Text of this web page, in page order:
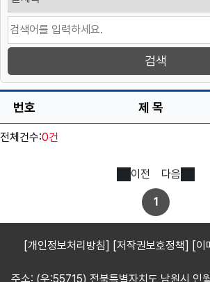
번호 제 목
전체건수:0건
이전
1
다음
[개인정보처리방침] [저작권보호정책] [이
주소: (우:55715) 전북특별자치도 남원시 인